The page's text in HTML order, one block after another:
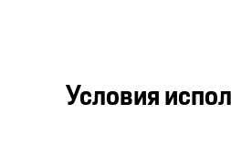
Условия